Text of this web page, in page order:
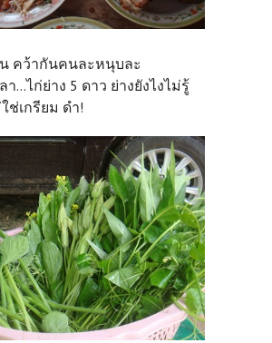
คว้ากันคนละหนุบละ
า...ไก่ย่าง 5 ดาว ย่างยังไงไม่รู้
ช่เกรียม ดำ!